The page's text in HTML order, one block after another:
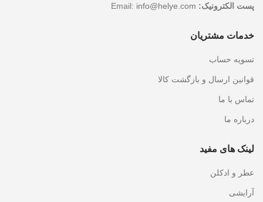
پست الکترونیک: info@helye.com
خدمات مشتریان
تسویه حساب
قوانین ارسال و بازگشت کالا
تماس با ما
درباره ما
لینک های مفید
عطر و ادکلن
آرایشی